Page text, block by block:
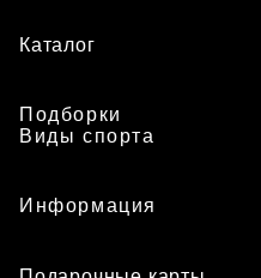
Каталог
Подборки
Виды спорта
Информация